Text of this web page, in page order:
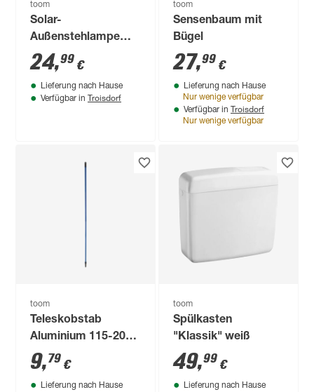
toom
Solar-
Außenstehlampe
warmweiß IP 44 Ø
20 cm
24,99 €
Lieferung nach Hause
Verfügbar in Troisdorf
toom
Sensenbaum mit
Bügel
27,99 €
Lieferung nach Hause
Nur wenige verfügbar
Verfügbar in Troisdorf
Nur wenige verfügbar
toom
Teleskobstab
Aluminium 115-200
cm
9,79 €
Lieferung nach Hause
toom
Spülkasten
"Klassik" weiß
49,99 €
Lieferung nach Hause